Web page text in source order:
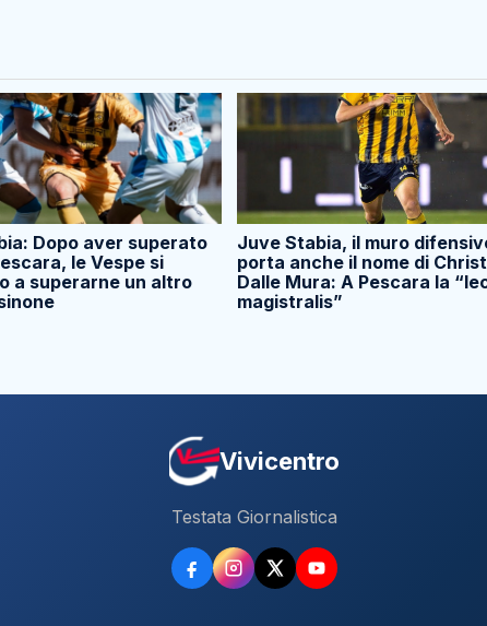
Dopo aver superato
le Vespe si
a superarne un altro
Juve Stabia, il muro
porta anche il nome di
Dalle Mura: A Pescara la
magistralis”
Vivicentro
Testata Giornalistica